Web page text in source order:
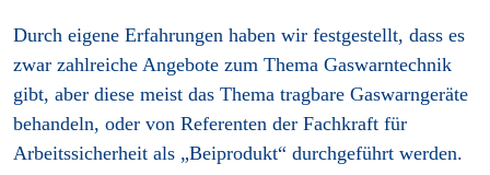
Durch eigene Erfahrungen haben wir festgestellt, dass es
zwar zahlreiche Angebote zum Thema Gaswarntechnik
gibt, aber diese meist das Thema tragbare Gaswarngeräte
behandeln, oder von Referenten der Fachkraft für
Arbeitssicherheit als „Beiprodukt“ durchgeführt werden.